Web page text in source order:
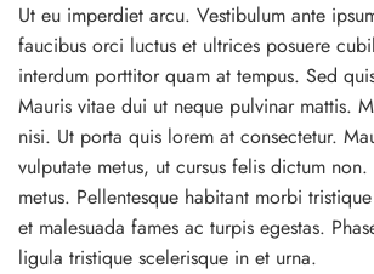
Ut eu imperdiet arcu. Vestibulum ante
faucibus orci luctus et ultrices posuere
interdum porttitor quam at tempus. Sed
Mauris vitae dui ut neque pulvinar mattis.
nisi. Ut porta quis lorem at consectetur.
vulputate metus, ut cursus felis dictum
metus. Pellentesque habitant morbi
et malesuada fames ac turpis egestas.
ligula tristique scelerisque in et urna.